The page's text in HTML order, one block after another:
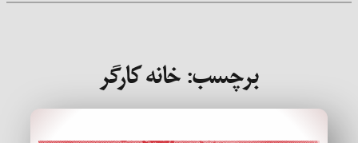
برچسب:خانه کارگر